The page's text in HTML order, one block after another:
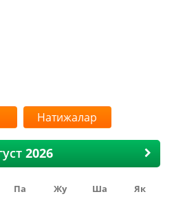
Натижалар
Па Жу Ша Як